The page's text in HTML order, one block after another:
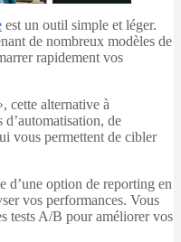
est un outil simple et léger.
de nombreux modèles de
rapidement vos
cette alternative à
de
vous permettent de cibler
d’une option de reporting en
vos performances. Vous
tests A/B pour améliorer vos